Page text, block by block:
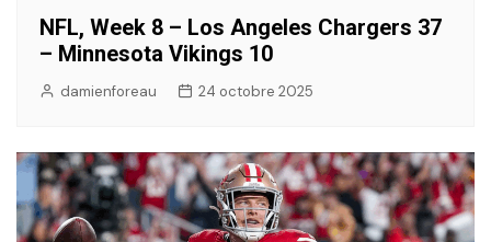
NFL, Week 8 – Los Angeles Chargers 37
– Minnesota Vikings 10
damienforeau 24 octobre 2025